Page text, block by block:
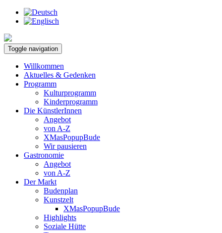
Toggle navigation
Willkommen
Aktuelles & Gedenken
Programm
Kulturprogramm
Kinderprogramm
Die KünstlerInnen
Angebot
von A-Z
XMasPopupBude
Wir pausieren
Gastronomie
Angebot
von A-Z
Der Markt
Budenplan
Kunstzelt
XMasPopupBude
Highlights
Soziale Hütte